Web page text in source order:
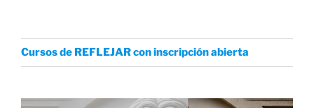
Cursos de REFLEJAR con inscripción abierta